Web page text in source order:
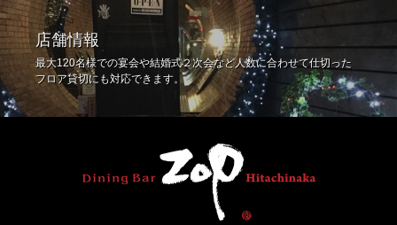
店舗情報
最大120名様での宴会や結婚式２次会など人数に合わせて仕切った
フロア貸切にも対応できます。